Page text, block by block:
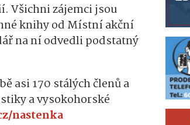
Všichni zájemci jsou
knihy od Místní akční
na ní odvedli podstatný
asi 170 stálých členů a
a vysokohorské
nastenka